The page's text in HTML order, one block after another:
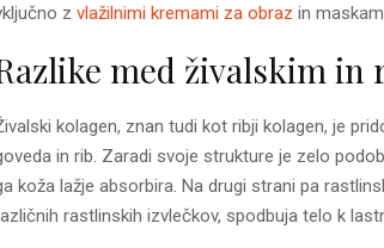
z vlažilnimi kremami za obraz in
med živalskim
kolagen, znan tudi kot ribji kolagen, je
in rib. Zaradi svoje strukture je zelo
koža lažje absorbira. Na drugi strani pa
rastlinskih izvlečkov, spodbuja telo k